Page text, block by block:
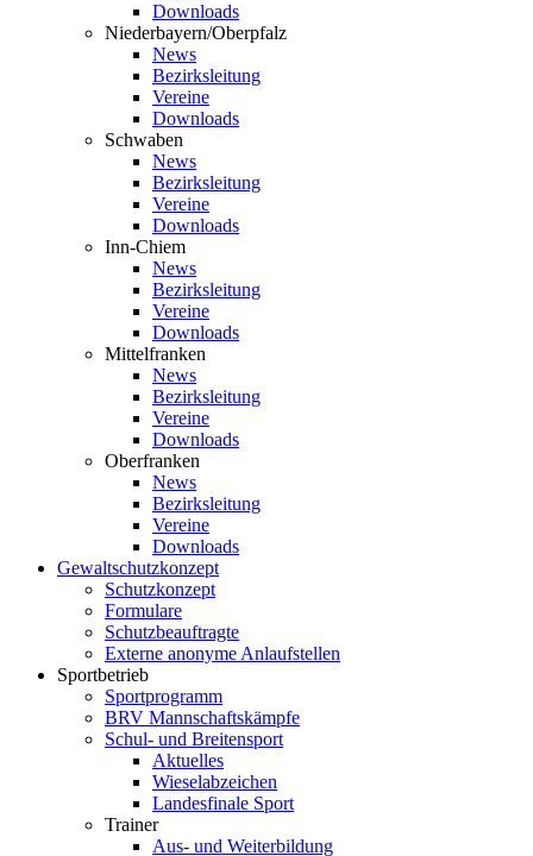
Downloads
Niederbayern/Oberpfalz
News
Bezirksleitung
Vereine
Downloads
Schwaben
News
Bezirksleitung
Vereine
Downloads
Inn-Chiem
News
Bezirksleitung
Vereine
Downloads
Mittelfranken
News
Bezirksleitung
Vereine
Downloads
Oberfranken
News
Bezirksleitung
Vereine
Downloads
Gewaltschutzkonzept
Schutzkonzept
Formulare
Schutzbeauftragte
Externe anonyme Anlaufstellen
Sportbetrieb
Sportprogramm
BRV Mannschaftskämpfe
Schul- und Breitensport
Aktuelles
Wieselabzeichen
Landesfinale Sport
Trainer
Aus- und Weiterbildung